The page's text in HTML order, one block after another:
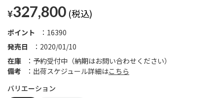
¥327,800
発売日 2020/01/10
ポイント 16390
在庫
予約受付中（納期はお問い合わせください）
備考
出荷スケジュール詳細はこちら